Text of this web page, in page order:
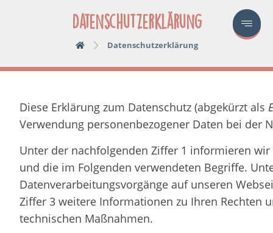
Datenschutzerklärung
Datenschutzerklärung
Diese Erklärung zum Datenschutz (abgekürzt als
Verwendung personenbezogener Daten bei der
Unter der nachfolgenden Ziffer 1 informieren
und die im Folgenden verwendeten Begriffe.
Datenverarbeitungsvorgänge auf unseren
Ziffer 3 weitere Informationen zu Ihren Rechten
technischen Maßnahmen.